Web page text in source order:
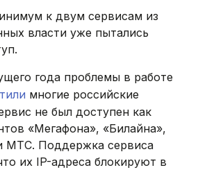
к двум сервисам из
власти уже пытались
года проблемы в работе
многие российские
не был доступен как
«Мегафона», «Билайна»,
МТС. Поддержка сервиса
их IP-адреса блокируют в